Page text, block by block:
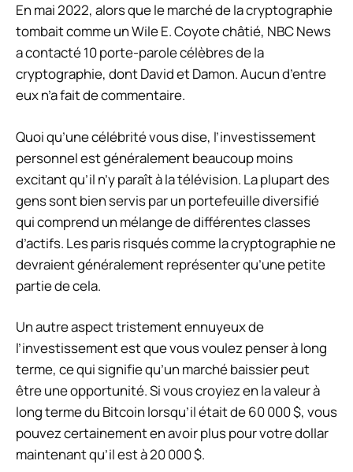
En mai 2022, alors que le marché de la cryptographie
tombait comme un Wile E. Coyote châtié, NBC News
a contacté 10 porte-parole célèbres de la
cryptographie, dont David et Damon. Aucun d’entre
eux n’a fait de commentaire.
Quoi qu’une célébrité vous dise, l’investissement
personnel est généralement beaucoup moins
excitant qu’il n’y paraît à la télévision. La plupart des
gens sont bien servis par un portefeuille diversifié
qui comprend un mélange de différentes classes
d’actifs. Les paris risqués comme la cryptographie ne
devraient généralement représenter qu’une petite
partie de cela.
Un autre aspect tristement ennuyeux de
l’investissement est que vous voulez penser à long
terme, ce qui signifie qu’un marché baissier peut
être une opportunité. Si vous croyiez en la valeur à
long terme du Bitcoin lorsqu’il était de 60 000 $, vous
pouvez certainement en avoir plus pour votre dollar
maintenant qu’il est à 20 000 $.